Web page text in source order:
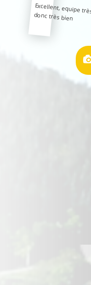
Excellent, equipe
donc très bien